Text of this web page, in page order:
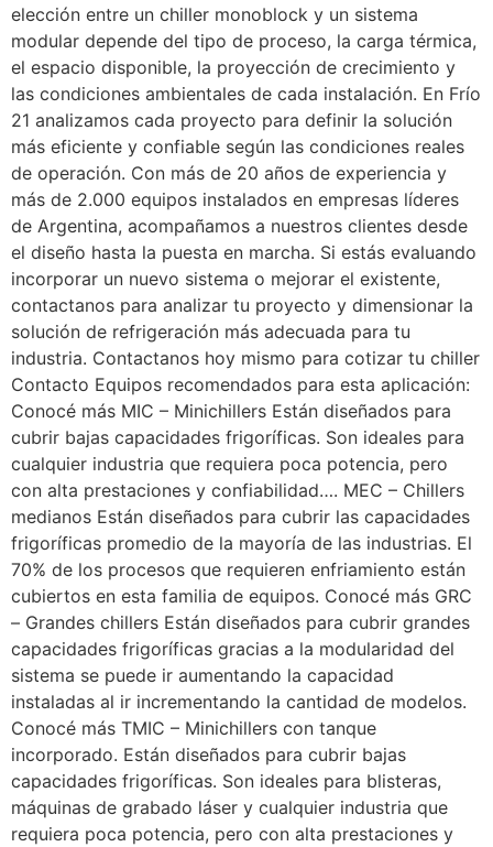
elección entre un chiller monoblock y un sistema
modular depende del tipo de proceso, la carga térmica,
el espacio disponible, la proyección de crecimiento y
las condiciones ambientales de cada instalación. En Frío
21 analizamos cada proyecto para definir la solución
más eficiente y confiable según las condiciones reales
de operación. Con más de 20 años de experiencia y
más de 2.000 equipos instalados en empresas líderes
de Argentina, acompañamos a nuestros clientes desde
el diseño hasta la puesta en marcha. Si estás evaluando
incorporar un nuevo sistema o mejorar el existente,
contactanos para analizar tu proyecto y dimensionar la
solución de refrigeración más adecuada para tu
industria. Contactanos hoy mismo para cotizar tu chiller
Contacto Equipos recomendados para esta aplicación:
Conocé más MIC – Minichillers Están diseñados para
cubrir bajas capacidades frigoríficas. Son ideales para
cualquier industria que requiera poca potencia, pero
con alta prestaciones y confiabilidad…. MEC – Chillers
medianos Están diseñados para cubrir las capacidades
frigoríficas promedio de la mayoría de las industrias. El
70% de los procesos que requieren enfriamiento están
cubiertos en esta familia de equipos. Conocé más GRC
– Grandes chillers Están diseñados para cubrir grandes
capacidades frigoríficas gracias a la modularidad del
sistema se puede ir aumentando la capacidad
instaladas al ir incrementando la cantidad de modelos.
Conocé más TMIC – Minichillers con tanque
incorporado. Están diseñados para cubrir bajas
capacidades frigoríficas. Son ideales para blisteras,
máquinas de grabado láser y cualquier industria que
requiera poca potencia, pero con alta prestaciones y